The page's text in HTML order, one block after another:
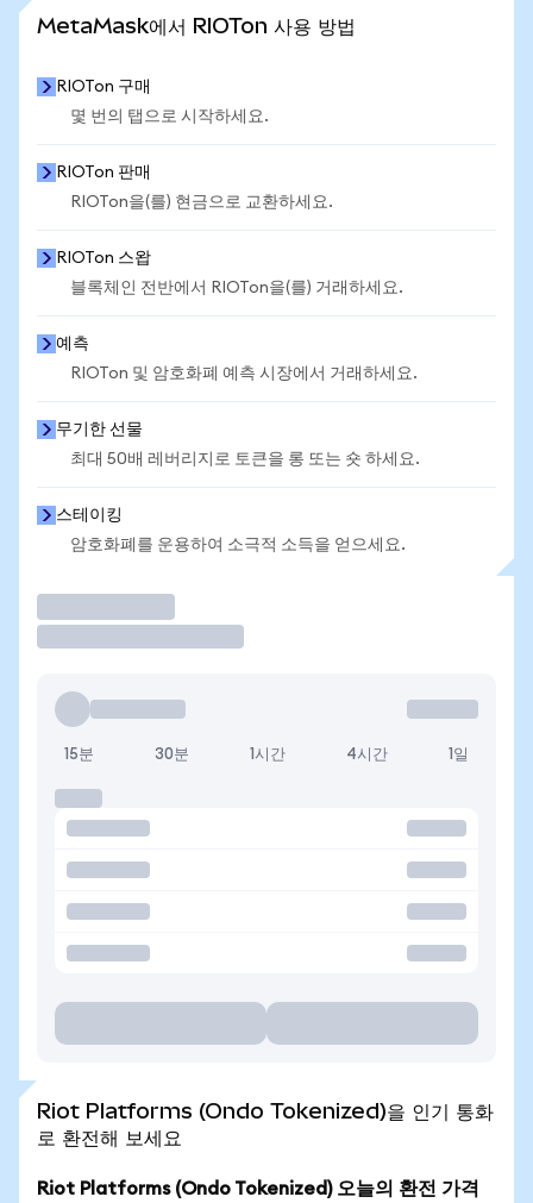
MetaMask에서 RIOTon 사용 방법
RIOTon 구매
몇 번의 탭으로 시작하세요.
RIOTon 판매
RIOTon을(를) 현금으로 교환하세요.
RIOTon 스왑
블록체인 전반에서 RIOTon을(를) 거래하세요.
예측
RIOTon 및 암호화폐 예측 시장에서 거래하세요.
무기한 선물
최대 50배 레버리지로 토큰을 롱 또는 숏 하세요.
스테이킹
암호화폐를 운용하여 소극적 소득을 얻으세요.
15분 30분 1시간 4시간 1일
Riot Platforms (Ondo Tokenized)을 인기 통화
로 환전해 보세요
Riot Platforms (Ondo Tokenized) 오늘의 환전 가격